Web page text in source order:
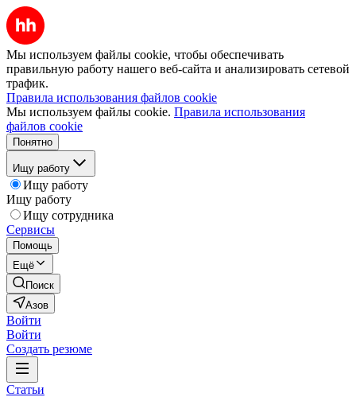
Мы используем файлы cookie, чтобы обеспечивать
правильную работу нашего веб-сайта и анализировать сетевой
трафик.
Правила использования файлов cookie
Мы используем файлы cookie. Правила использования
файлов cookie
Понятно
Ищу работу
Ищу работу
Ищу работу
Ищу сотрудника
Сервисы
Помощь
Ещё
Поиск
Азов
Войти
Войти
Создать резюме
Статьи